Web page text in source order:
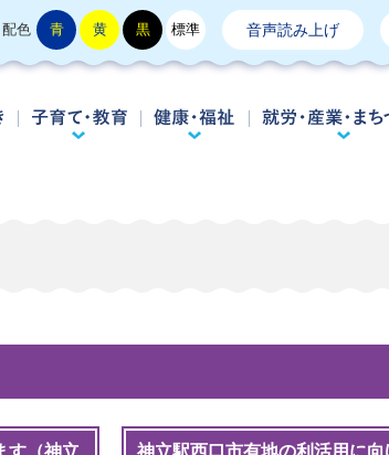
配色 青 黄 黒 標準 音声読み上げ
害情報
くらし・手続き子育て・教育 健康・福祉
す（神立
神立駅西口市有地の利活用に向